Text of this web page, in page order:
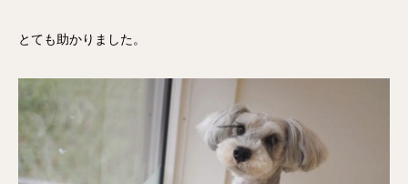
とても助かりました。